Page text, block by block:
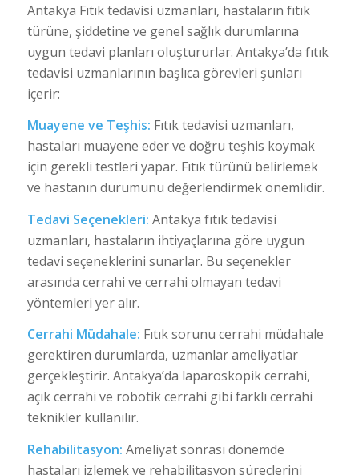
Antakya Fıtık tedavisi uzmanları, hastaların fıtık
türüne, şiddetine ve genel sağlık durumlarına
uygun tedavi planları oluştururlar. Antakya’da fıtık
tedavisi uzmanlarının başlıca görevleri şunları
içerir:
Muayene ve Teşhis: Fıtık tedavisi uzmanları,
hastaları muayene eder ve doğru teşhis koymak
için gerekli testleri yapar. Fıtık türünü belirlemek
ve hastanın durumunu değerlendirmek önemlidir.
Tedavi Seçenekleri: Antakya fıtık tedavisi
uzmanları, hastaların ihtiyaçlarına göre uygun
tedavi seçeneklerini sunarlar. Bu seçenekler
arasında cerrahi ve cerrahi olmayan tedavi
yöntemleri yer alır.
Cerrahi Müdahale: Fıtık sorunu cerrahi müdahale
gerektiren durumlarda, uzmanlar ameliyatlar
gerçekleştirir. Antakya’da laparoskopik cerrahi,
açık cerrahi ve robotik cerrahi gibi farklı cerrahi
teknikler kullanılır.
Rehabilitasyon: Ameliyat sonrası dönemde
hastaları izlemek ve rehabilitasyon süreçlerini